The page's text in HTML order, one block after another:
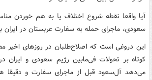
آیا واقعا نقطه شروع اختلاف یا به ‌هم خوردن
سعودی، ماجرای حمله به سفارت عربستان در ایران
این دروغی است که اصلاح‌طلبان در روزهای اخیر
کوتاه بر تحولات فی‌مابین رژیم سعودی و ایران
می‌دهد آل‌سعود قبل از ماجرای سفارت و دقیقا